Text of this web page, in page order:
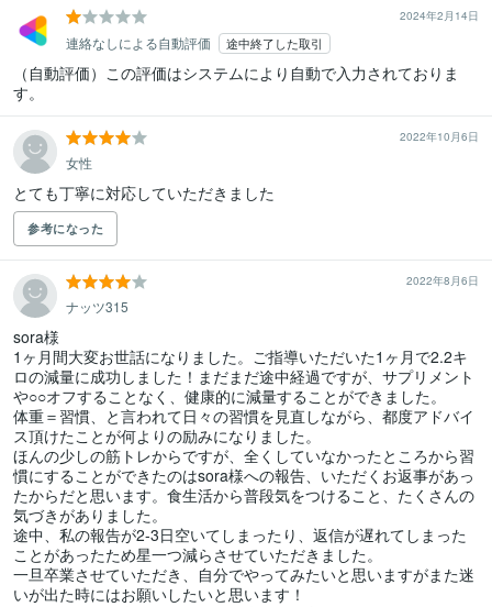
2024年2月14日
連絡なしによる自動評価 途中終了した取引
（自動評価）この評価はシステムにより自動で入力されておりま
す。
2022年10月6日
女性
とても丁寧に対応していただきました
参考になった
2022年8月6日
ナッツ315
sora様
1ヶ月間大変お世話になりました。ご指導いただいた1ヶ月で2.2キ
ロの減量に成功しました！まだまだ途中経過ですが、サプリメント
や○○オフすることなく、健康的に減量することができました。
体重＝習慣、と言われて日々の習慣を見直しながら、都度アドバイ
ス頂けたことが何よりの励みになりました。
ほんの少しの筋トレからですが、全くしていなかったところから習
慣にすることができたのはsora様への報告、いただくお返事があっ
たからだと思います。食生活から普段気をつけること、たくさんの
気づきがありました。
途中、私の報告が2-3日空いてしまったり、返信が遅れてしまった
ことがあったため星一つ減らさせていただきました。
一旦卒業させていただき、自分でやってみたいと思いますがまた迷
いが出た時にはお願いしたいと思います！